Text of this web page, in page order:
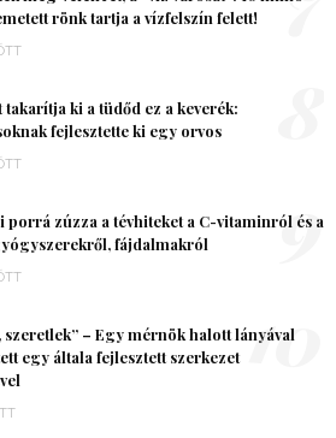
rönk tartja a vízfelszín felett!
takarítja ki a tüdőd ez a keverék:
fejlesztette ki egy orvos
porrá zúzza a tévhiteket a C-vitaminról és a
fájdalmakról
9
szeretlek” – Egy mérnök halott lányával
egy általa fejlesztett szerkezet 10